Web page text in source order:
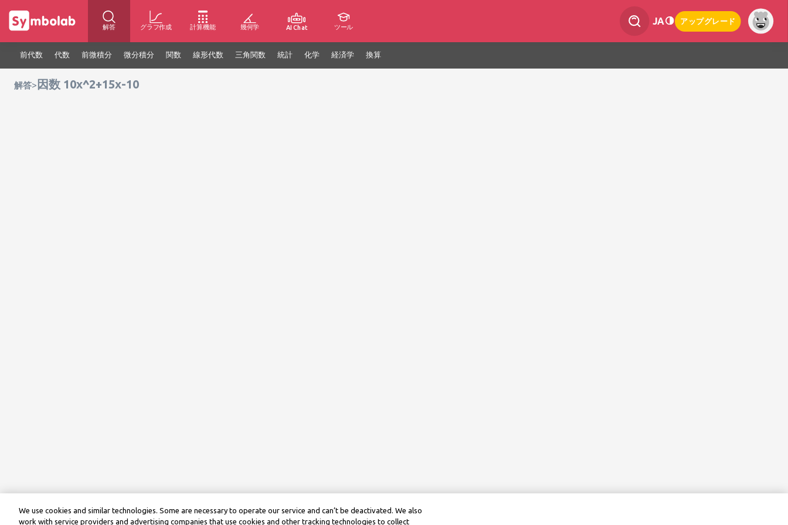
解答 グラフ作成 計算機能 幾何学 AI Chat ツール
JA アップグレード
前代数 代数 前微積分 微分積分 関数 線形代数 三角関数 統計 化学 経済学 換算
解答> 因数 10x^2+15x-10
We use cookies and similar technologies. Some are necessary to operate our service and can’t be deactivated. We also
work with service providers and advertising companies that use cookies and other tracking technologies to collect